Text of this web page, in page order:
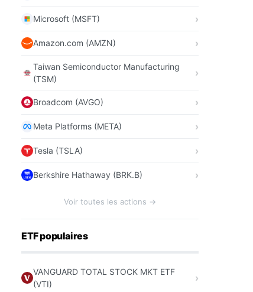
Microsoft (MSFT)
Amazon.com (AMZN)
Taiwan Semiconductor Manufacturing
(TSM)
Broadcom (AVGO)
Meta Platforms (META)
Tesla (TSLA)
Berkshire Hathaway (BRK.B)
Voir toutes les actions →
ETF populaires
VANGUARD TOTAL STOCK MKT ETF
(VTI)